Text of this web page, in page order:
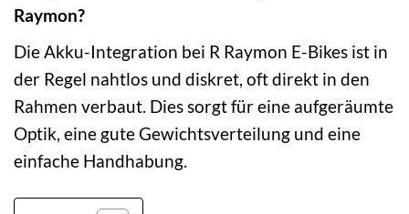
Raymon?
Die Akku-Integration bei R Raymon E-Bikes ist in
der Regel nahtlos und diskret, oft direkt in den
Rahmen verbaut. Dies sorgt für eine aufgeräumte
Optik, eine gute Gewichtsverteilung und eine
einfache Handhabung.